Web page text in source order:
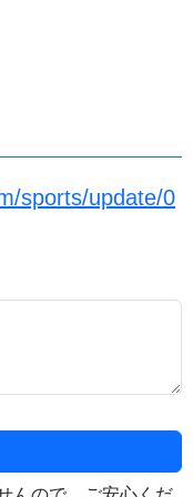
sports/update/0